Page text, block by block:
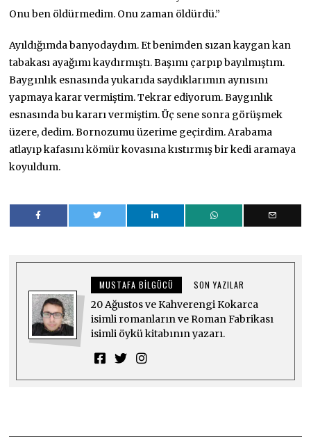
Onu ben öldürmedim. Onu zaman öldürdü.”
Ayıldığımda banyodaydım. Et benimden sızan kaygan kan
tabakası ayağımı kaydırmıştı. Başımı çarpıp bayılmıştım.
Baygınlık esnasında yukarıda saydıklarımın aynısını
yapmaya karar vermiştim. Tekrar ediyorum. Baygınlık
esnasında bu kararı vermiştim. Üç sene sonra görüşmek
üzere, dedim. Bornozumu üzerime geçirdim. Arabama
atlayıp kafasını kömür kovasına kıstırmış bir kedi aramaya
koyuldum.
MUSTAFA BILGÜCÜ SON YAZILAR
20 Ağustos ve Kahverengi Kokarca
isimli romanların ve Roman Fabrikası
isimli öykü kitabının yazarı.